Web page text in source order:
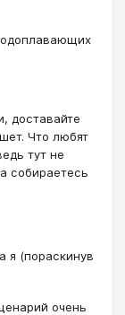
доставайте
Что любят
тут не
собираетесь
я (пораскинув
очень